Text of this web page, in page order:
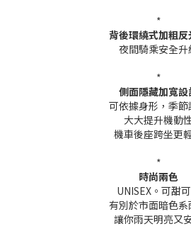
*
背後環繞式加粗反
夜間騎乘安全升
*
側面隱藏加寬設
可依據身形，季節
大大提升機動
機車後座跨坐更
*
時尚兩色
UNISEX。可甜
有別於市面暗色系
讓你雨天明亮又